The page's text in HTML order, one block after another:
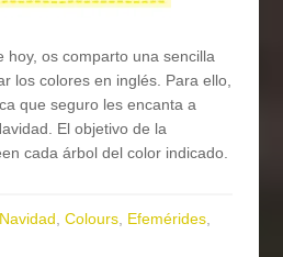
os comparto una sencilla
los colores en inglés. Para ello,
que seguro les encanta a
El objetivo de la
cada árbol del color indicado.
,Colours, Efemérides,